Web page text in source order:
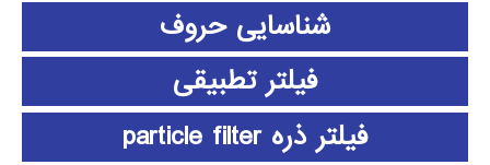
شناسایی حروف
فیلتر تطبیقی
فیلتر ذره particle filter